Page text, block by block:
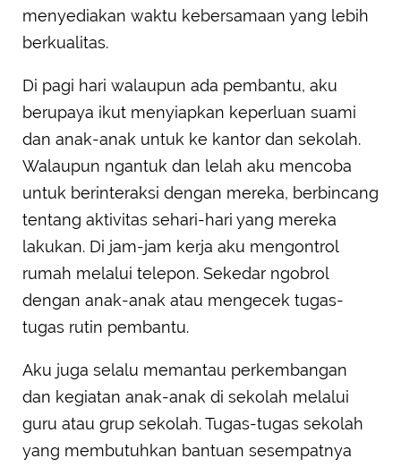
menyediakan waktu kebersamaan yang lebih
berkualitas.
Di pagi hari walaupun ada pembantu, aku
berupaya ikut menyiapkan keperluan suami
dan anak-anak untuk ke kantor dan sekolah.
Walaupun ngantuk dan lelah aku mencoba
untuk berinteraksi dengan mereka, berbincang
tentang aktivitas sehari-hari yang mereka
lakukan. Di jam-jam kerja aku mengontrol
rumah melalui telepon. Sekedar ngobrol
dengan anak-anak atau mengecek tugas-
tugas rutin pembantu.
Aku juga selalu memantau perkembangan
dan kegiatan anak-anak di sekolah melalui
guru atau grup sekolah. Tugas-tugas sekolah
yang membutuhkan bantuan sesempatnya